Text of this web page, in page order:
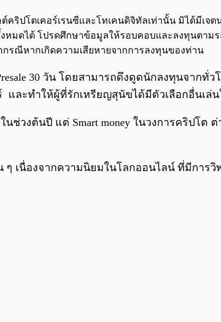
คริปโตเคอร์เรนซีและโทเคนดิจิทัลเท่านั้น มิได้มีเ
มดได้ โปรดศึกษาข้อมูลให้รอบคอบและลงทุนตามร
ณีหากเกิดความเสียหายจากการลงทุนของท่าน
30 วัน โดยสามารถดึงดูดนักลงทุนจากทั่ว
ละทำให้ผู้ที่รักเหรียญสุนัขได้มีตัวเลือกอื่นเล่
นช่วงต้นปี แต่ Smart money ในวงการคริปโ
ๆ เนื่องจากความนิยมในโลกออนไลน์ ที่มีกา